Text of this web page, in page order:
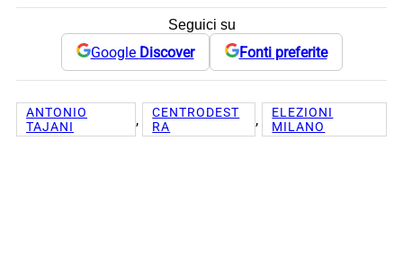
Seguici su
Google Discover Fonti preferite
ANTONIO
TAJANI
,
CENTRODEST
RA
,
ELEZIONI
MILANO